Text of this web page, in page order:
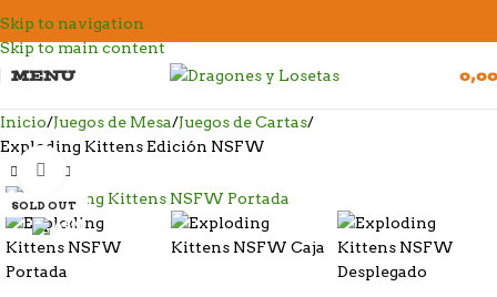
Skip to navigation
Skip to main content
MENU 0,00
Inicio Juegos de Mesa Juegos de Cartas
Exploding Kittens Edición NSFW
SOLD OUT
Click to enlarge